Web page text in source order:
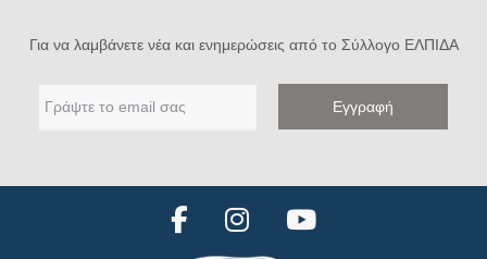
Για να λαμβάνετε νέα και ενημερώσεις από το Σύλλογο ΕΛΠΙΔΑ